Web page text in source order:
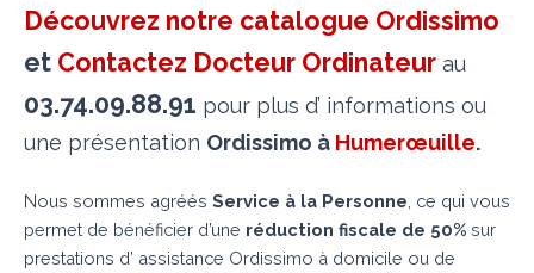
Découvrez notre catalogue Ordissimo
et Contactez Docteur Ordinateur au
03.74.09.88.91 pour plus d’ informations ou
une présentation Ordissimo à Humerœuille.
Nous sommes agréés Service à la Personne , ce qui vous
permet de bénéficier d’une réduction fiscale de 50% sur
prestations d’ assistance Ordissimo à domicile ou de